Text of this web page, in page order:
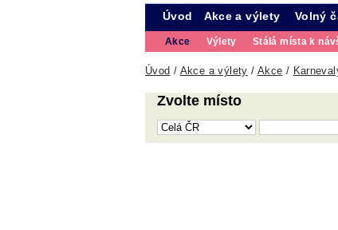
Úvod Akce a výlety
Akce Výlety Stálá místa k
Volný
Úvod / Akce a výlety / Akce /
Zvolte místo